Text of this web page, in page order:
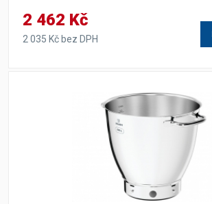
2 462 Kč
2 035 Kč bez DPH